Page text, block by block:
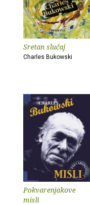
Sretan slučaj
Charles Bukowski
Pokvarenjakove
misli